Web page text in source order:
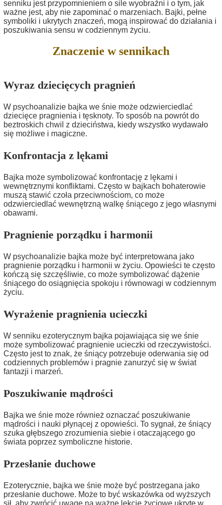
senniku jest przypomnieniem o sile wyobraźni i o tym, jak
ważne jest, aby nie zapominać o marzeniach. Bajki, pełne
symboliki i ukrytych znaczeń, mogą inspirować do działania i
poszukiwania sensu w codziennym życiu.
Znaczenie w sennikach
Wyraz dziecięcych pragnień
W psychoanalizie bajka we śnie może odzwierciedlać
dziecięce pragnienia i tęsknoty. To sposób na powrót do
beztroskich chwil z dzieciństwa, kiedy wszystko wydawało
się możliwe i magiczne.
Konfrontacja z lękami
Bajka może symbolizować konfrontację z lękami i
wewnętrznymi konfliktami. Często w bajkach bohaterowie
muszą stawić czoła przeciwnościom, co może
odzwierciedlać wewnętrzną walkę śniącego z jego własnymi
obawami.
Pragnienie porządku i harmonii
W psychoanalizie bajka może być interpretowana jako
pragnienie porządku i harmonii w życiu. Opowieści te często
kończą się szczęśliwie, co może symbolizować dążenie
śniącego do osiągnięcia spokoju i równowagi w codziennym
życiu.
Wyrażenie pragnienia ucieczki
W senniku ezoterycznym bajka pojawiająca się we śnie
może symbolizować pragnienie ucieczki od rzeczywistości.
Często jest to znak, że śniący potrzebuje oderwania się od
codziennych problemów i pragnie zanurzyć się w świat
fantazji i marzeń.
Poszukiwanie mądrości
Bajka we śnie może również oznaczać poszukiwanie
mądrości i nauki płynącej z opowieści. To sygnał, że śniący
szuka głębszego zrozumienia siebie i otaczającego go
świata poprzez symboliczne historie.
Przesłanie duchowe
Ezoterycznie, bajka we śnie może być postrzegana jako
przesłanie duchowe. Może to być wskazówka od wyższych